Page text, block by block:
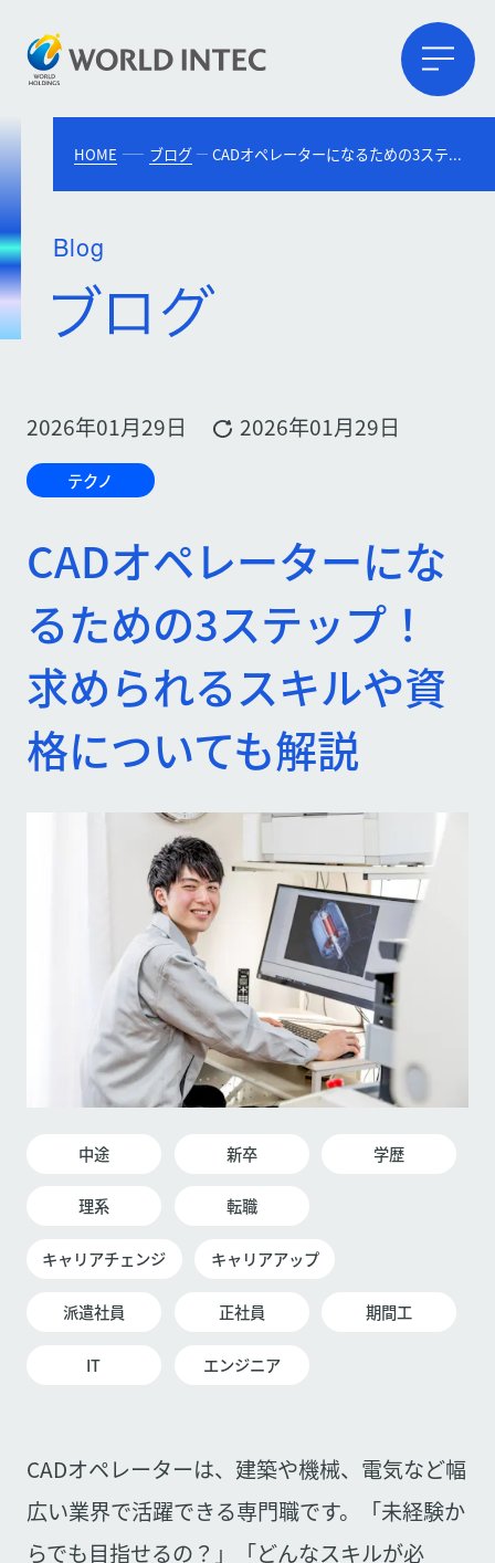
HOME ブログ CADオペレーターになるための3ステップ！求められるスキルや資格についても解説
Blog
2026年01月29日 2026年01月29日
テクノ
CADオペレーターにな
るための3ステップ！
求められるスキルや資
格についても解説
中途 新卒 学歴
理系 転職
キャリアチェンジ キャリアアップ
派遣社員 正社員 期間工
IT エンジニア
CADオペレーターは、建築や機械、電気など幅
広い業界で活躍できる専門職です。「未経験か
らでも目指せるの？」「どんなスキルが必